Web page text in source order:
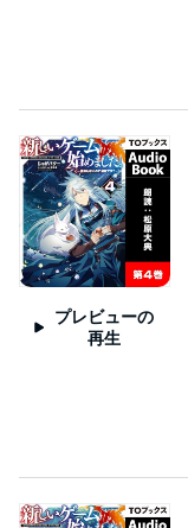
プレビューの
再生